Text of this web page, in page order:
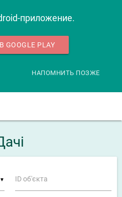
приложение.
PLAY
НАПОМНИТЬ ПОЗЖЕ
▼ ID об'єкта